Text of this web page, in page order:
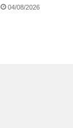
04/08/2026